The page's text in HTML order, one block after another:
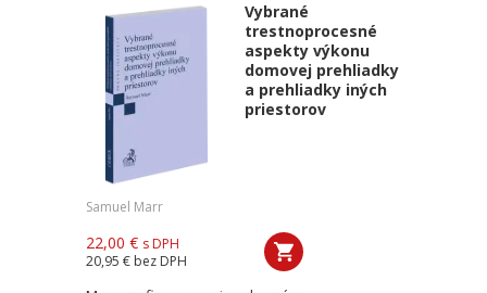
Vybrané
trestnoprocesné
aspekty výkonu
domovej prehliadky
a prehliadky iných
priestorov
Samuel Marr
22,00 € s DPH
20,95 € bez DPH